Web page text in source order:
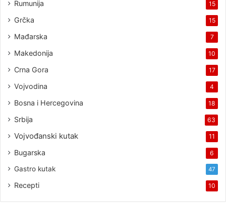
Rumunija 15
Grčka 15
Mađarska 7
Makedonija 10
Crna Gora 17
Vojvodina 4
Bosna i Hercegovina 18
Srbija 63
Vojvođanski kutak 11
Bugarska 6
Gastro kutak 47
Recepti 10